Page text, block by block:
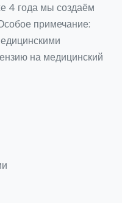
4 года мы создаём
примечание:
на медицинский